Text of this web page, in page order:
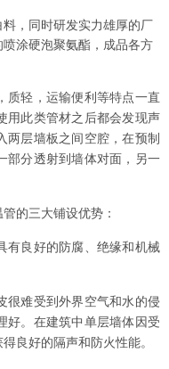
，同时研发实力雄厚的厂
涂硬泡聚氨酯，成品各方
质轻，运输便利等特点一直
用此类管材之后都会发现声
两层墙板之间空腔，在预制
部分透射到墙体对面，另一
的三大铺设优势：
有良好的防腐、绝缘和机械
很难受到外界空气和水的侵
好。在建筑中单层墙体因受
良好的隔声和防火性能。